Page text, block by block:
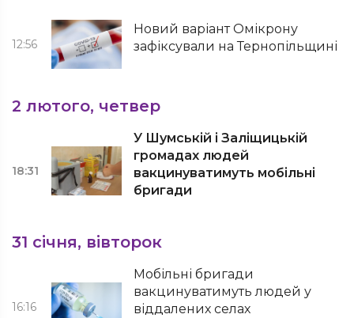
12:56
Новий варіант Омікрону
зафіксували на Тернопільщині
2 лютого, четвер
18:31
У Шумській і Заліщицькій
громадах людей
вакцинуватимуть мобільні
бригади
31 січня, вівторок
16:16
Мобільні бригади
вакцинуватимуть людей у
віддалених селах